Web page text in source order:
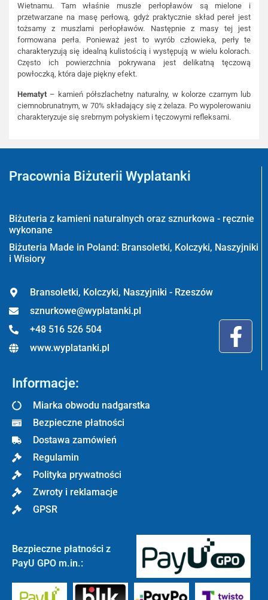
Wietnamu. Tam właśnie muszle perłopławów są mielone i
przetwarzane na masę perłową, gdyż praktycznie skład pereł jest
tożsamy z muszlami perłopławów. Następnie z masy tej jest
formowana perła. Ponieważ jest to wyrób człowieka, perły te
charakteryzują się idealną kulistością i występują w wielu kolorach.
Często ich powierzchnia pokrywana jest delikatną tęczową
powłoczką, która daje piękny efekt.
Hematyt – kamień półszlachetny naturalny, w kolorze czarnym lub
ciemnobrunatnym, w 70% składający się z żelaza. Po wypolerowaniu
charakteryzuje się srebrnym połyskiem i tęczowymi refleksami.
Pracownia Biżuterii Wyplatanki
Biżuteria z kamieni naturalnych oraz sznurkowa - ręcznie
wykonane
Biżuteria Made in Poland: Bransoletki, Kolczyki, Naszyjniki
i Wisiory
Bransoletki, Kolczyki, Naszyjniki - Rzeszów
sznurkowe@wyplatanki.pl
+48 516 526 504
www.wyplatanki.pl
Informacje:
Miarka obwodu nadgarstka
Bezpieczne płatności
Dostawa zamówień
Regulamin
Polityka prywatności
Zwroty i reklamacje
GPSR
Bezpieczne płatności z
PayU GPO m.in.: